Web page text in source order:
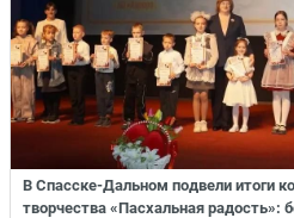
В Спасске-Дальном подвели итоги
творчества «Пасхальная радость»: